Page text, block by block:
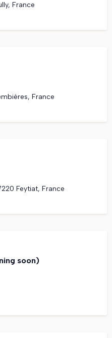
France
France
Feytiat, France
soon)